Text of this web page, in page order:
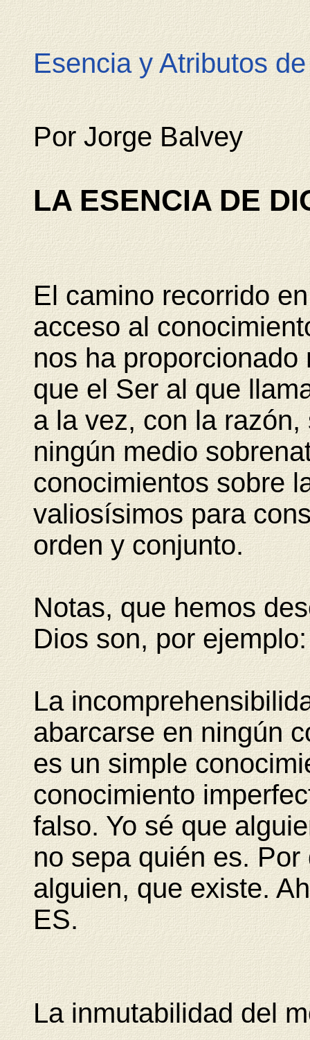
Esencia y Atributos
Por Jorge Balvey
LA ESENCIA DE
El camino recorrido
acceso al
nos ha
que el Ser al que
a la vez, con la
ningún medio
conocimientos sobre
valiosísimos para
orden y conjunto.
Notas, que hemos
Dios son, por ejemplo:
La
abarcarse en ningún
es un simple
conocimiento
falso. Yo sé que
no sepa quién es.
alguien, que existe.
ES.
La inmutabilidad del